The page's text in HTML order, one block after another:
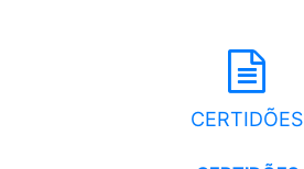
CERTIDÕES